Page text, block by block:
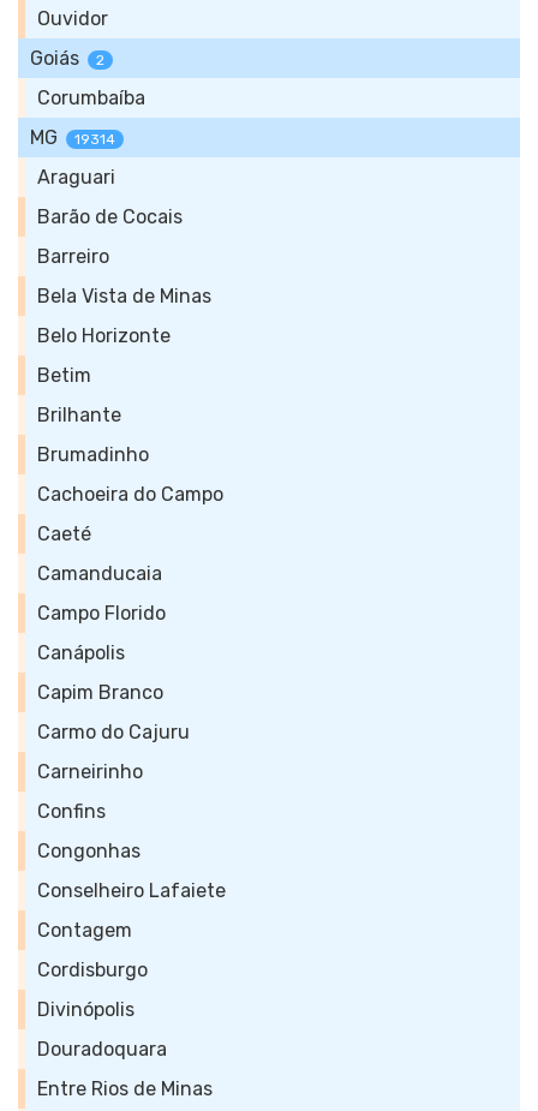
Ouvidor
Goiás
2
Corumbaíba
MG
19314
Araguari
Barão de Cocais
Barreiro
Bela Vista de Minas
Belo Horizonte
Betim
Brilhante
Brumadinho
Cachoeira do Campo
Caeté
Camanducaia
Campo Florido
Canápolis
Capim Branco
Carmo do Cajuru
Carneirinho
Confins
Congonhas
Conselheiro Lafaiete
Contagem
Cordisburgo
Divinópolis
Douradoquara
Entre Rios de Minas